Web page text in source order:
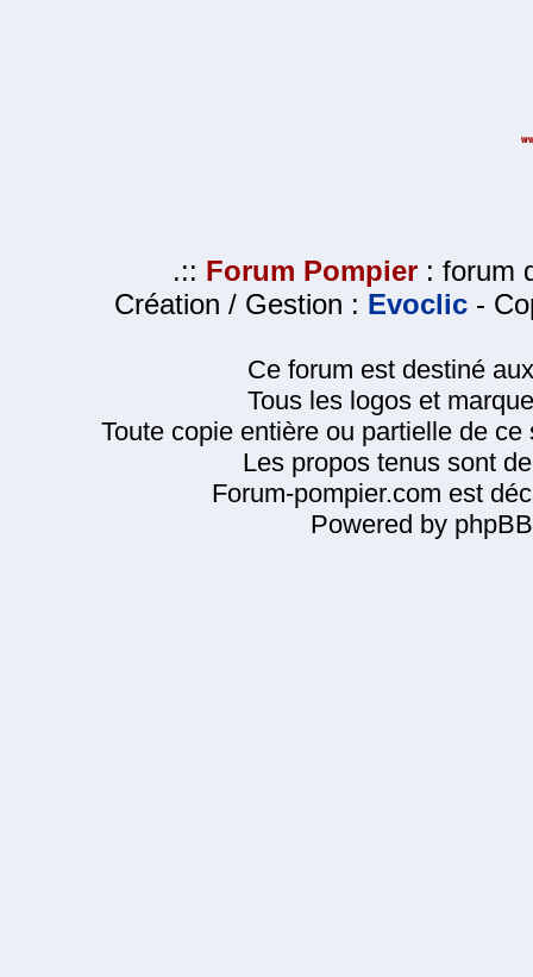
.:: Forum Pompier : forum
Création / Gestion : Evoclic -
Ce forum est destiné
Tous les logos et
Toute copie entière ou partielle de
Les propos tenus sont
Forum-pompier.com est
Powered by